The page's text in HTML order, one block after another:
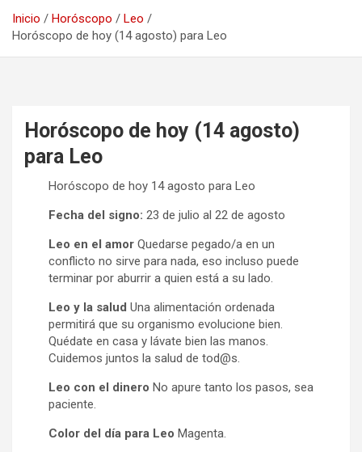
Inicio Horóscopo
Leo
Horóscopo de hoy (14 agosto) para Leo
Horóscopo de hoy (14 agosto)
para Leo
Horóscopo de hoy 14 agosto para Leo
Fecha del signo: 23 de julio al 22 de agosto
Leo en el amor Quedarse pegado/a en un
conflicto no sirve para nada, eso incluso puede
terminar por aburrir a quien está a su lado.
Leo y la salud Una alimentación ordenada
permitirá que su organismo evolucione bien.
Quédate en casa y lávate bien las manos.
Cuidemos juntos la salud de tod@s.
Leo con el dinero No apure tanto los pasos, sea
paciente.
Color del día para Leo Magenta.